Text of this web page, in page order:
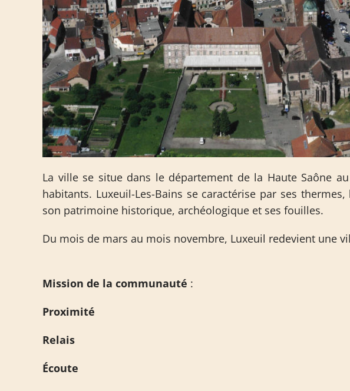
La ville se situe dans le département de la Haute Saône
habitants. Luxeuil-Les-Bains se caractérise par ses
son patrimoine historique, archéologique et ses fouilles.
Du mois de mars au mois novembre, Luxeuil redevient une
Mission de la communauté :
Proximité
Relais
Écoute